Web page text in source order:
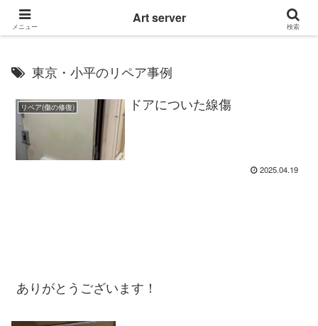
東京・小平のリペア事例
リペア(傷の修復) ドアについた線傷
2025.04.19
ありがとうございます！
メニュー
Art server
検索